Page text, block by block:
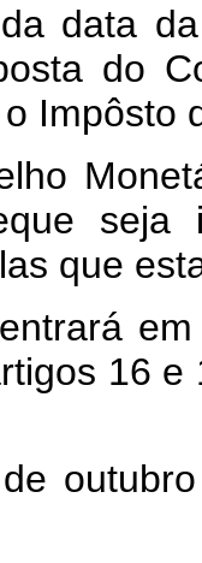
data
do
Impôsto
seja
que
16